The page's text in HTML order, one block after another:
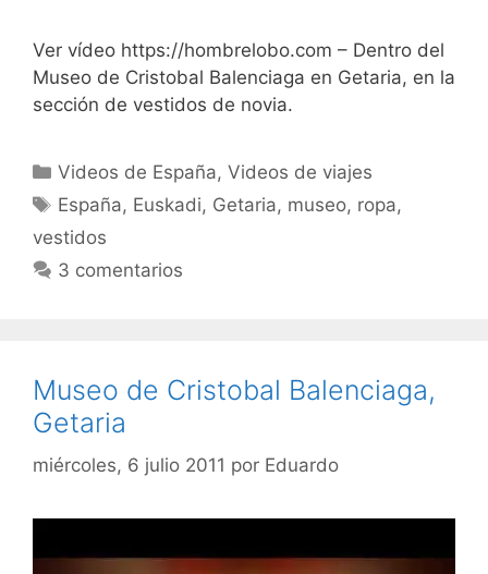
Ver vídeo https://hombrelobo.com – Dentro del
Museo de Cristobal Balenciaga en Getaria, en la
sección de vestidos de novia.
Categorías
Videos de España,Videos de viajes
Etiquetas
España, Euskadi, Getaria, museo, ropa,
vestidos
3 comentarios
Museo de Cristobal Balenciaga,
Getaria
miércoles, 6 julio 2011 por Eduardo